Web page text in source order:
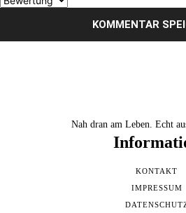
Nah dran am Leben. Echt
KONTAKT
IMPRESSUM